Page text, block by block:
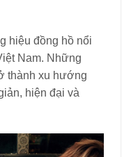
hiệu đồng hồ nổi
Nam. Những
thành xu hướng
hiện đại và